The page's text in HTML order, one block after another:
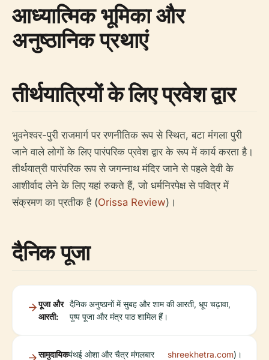
आध्यात्मिक भूमिका और
अनुष्ठानिक प्रथाएं
तीर्थयात्रियों के लिए प्रवेश द्वार
भुवनेश्वर-पुरी राजमार्ग पर रणनीतिक रूप से स्थित, बटा मंगला पुरी
जाने वाले लोगों के लिए पारंपरिक प्रवेश द्वार के रूप में कार्य करता है।
तीर्थयात्री पारंपरिक रूप से जगन्नाथ मंदिर जाने से पहले देवी के
आशीर्वाद लेने के लिए यहां रुकते हैं, जो धर्मनिरपेक्ष से पवित्र में
संक्रमण का प्रतीक है (Orissa Review)।
दैनिक पूजा
पूजा और
आरती:
दैनिक अनुष्ठानों में सुबह और शाम की आरती, धूप चढ़ावा,
पुष्प पूजा और मंत्र पाठ शामिल हैं।
सामुदायिकपंथई ओशा और चैत्र मंगलबार
shreekhetra.com)।